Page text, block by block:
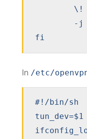
\!
-j
fi
In /etc/
#!/bin/sh
tun_dev=$1